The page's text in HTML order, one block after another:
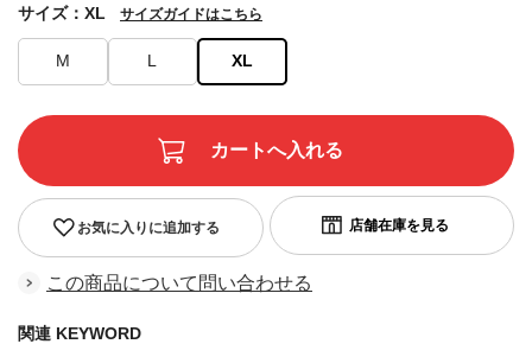
M L XL
サイズ：XL サイズガイドはこちら
お気に入りに追加する
この商品について問い合わせる
関連 KEYWORD